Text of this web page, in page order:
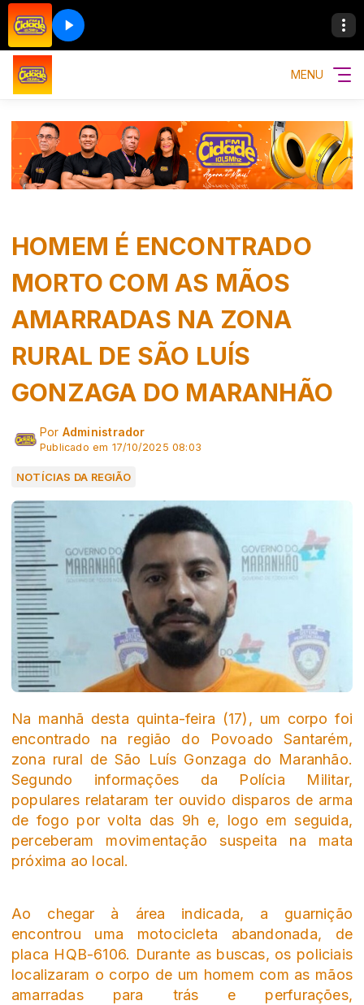
MENU
HOMEM É ENCONTRADO
MORTO COM AS MÃOS
AMARRADAS NA ZONA
RURAL DE SÃO LUÍS
GONZAGA DO MARANHÃO
Por Administrador
Publicado em 17/10/2025 08:03
NOTÍCIAS DA REGIÃO
Na manhã desta quinta-feira (17), um corpo foi
encontrado na região do Povoado Santarém,
zona rural de São Luís Gonzaga do Maranhão.
Segundo informações da Polícia Militar,
populares relataram ter ouvido disparos de arma
de fogo por volta das 9h e, logo em seguida,
perceberam movimentação suspeita na mata
próxima ao local.
Ao chegar à área indicada, a guarnição
encontrou uma motocicleta abandonada, de
placa HQB-6106. Durante as buscas, os policiais
localizaram o corpo de um homem com as mãos
amarradas para trás e perfurações,